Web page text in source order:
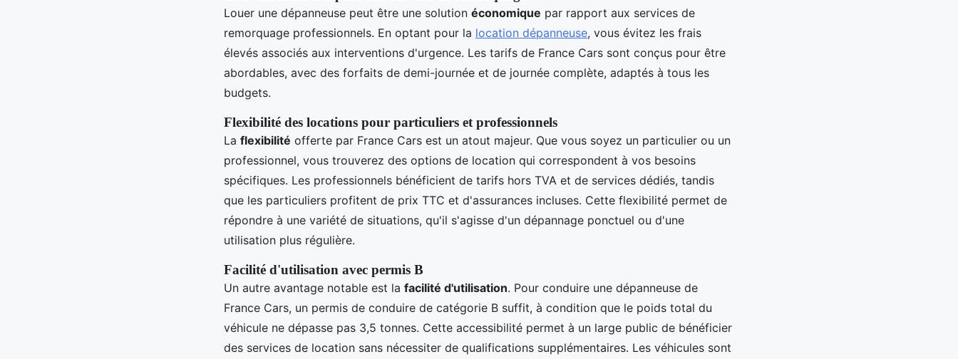
Louer une dépanneuse peut être une solution économique par rapport aux services de
remorquage professionnels. En optant pour la location dépanneuse, vous évitez les frais
élevés associés aux interventions d'urgence. Les tarifs de France Cars sont conçus pour être
abordables, avec des forfaits de demi-journée et de journée complète, adaptés à tous les
budgets.
Flexibilité des locations pour particuliers et professionnels
La flexibilité offerte par France Cars est un atout majeur. Que vous soyez un particulier ou un
professionnel, vous trouverez des options de location qui correspondent à vos besoins
spécifiques. Les professionnels bénéficient de tarifs hors TVA et de services dédiés, tandis
que les particuliers profitent de prix TTC et d'assurances incluses. Cette flexibilité permet de
répondre à une variété de situations, qu'il s'agisse d'un dépannage ponctuel ou d'une
utilisation plus régulière.
Facilité d'utilisation avec permis B
Un autre avantage notable est la facilité d'utilisation. Pour conduire une dépanneuse de
France Cars, un permis de conduire de catégorie B suffit, à condition que le poids total du
véhicule ne dépasse pas 3,5 tonnes. Cette accessibilité permet à un large public de bénéficier
des services de location sans nécessiter de qualifications supplémentaires. Les véhicules sont